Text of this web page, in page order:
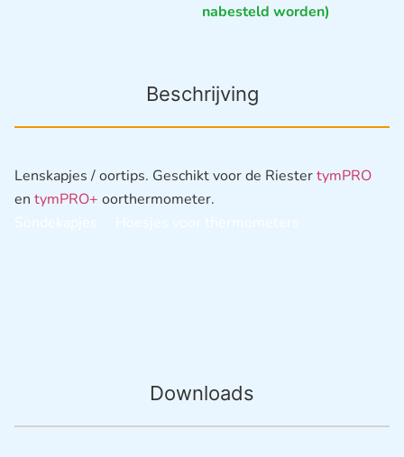
nabesteld worden)
Beschrijving
Downloads
Lenskapjes / oortips. Geschikt voor de RiestertymPRO
en tymPRO+ oorthermometer.